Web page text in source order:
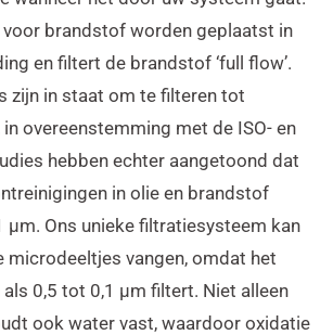
voor brandstof worden geplaatst in
en filtert de brandstof ‘full flow’.
zijn in staat om te filteren tot
overeenstemming met de ISO- en
hebben echter aangetoond dat
in olie en brandstof
μm. Ons unieke filtratiesysteem kan
microdeeltjes vangen, omdat het
0,5 tot 0,1 μm filtert. Niet alleen
ook water vast, waardoor oxidatie